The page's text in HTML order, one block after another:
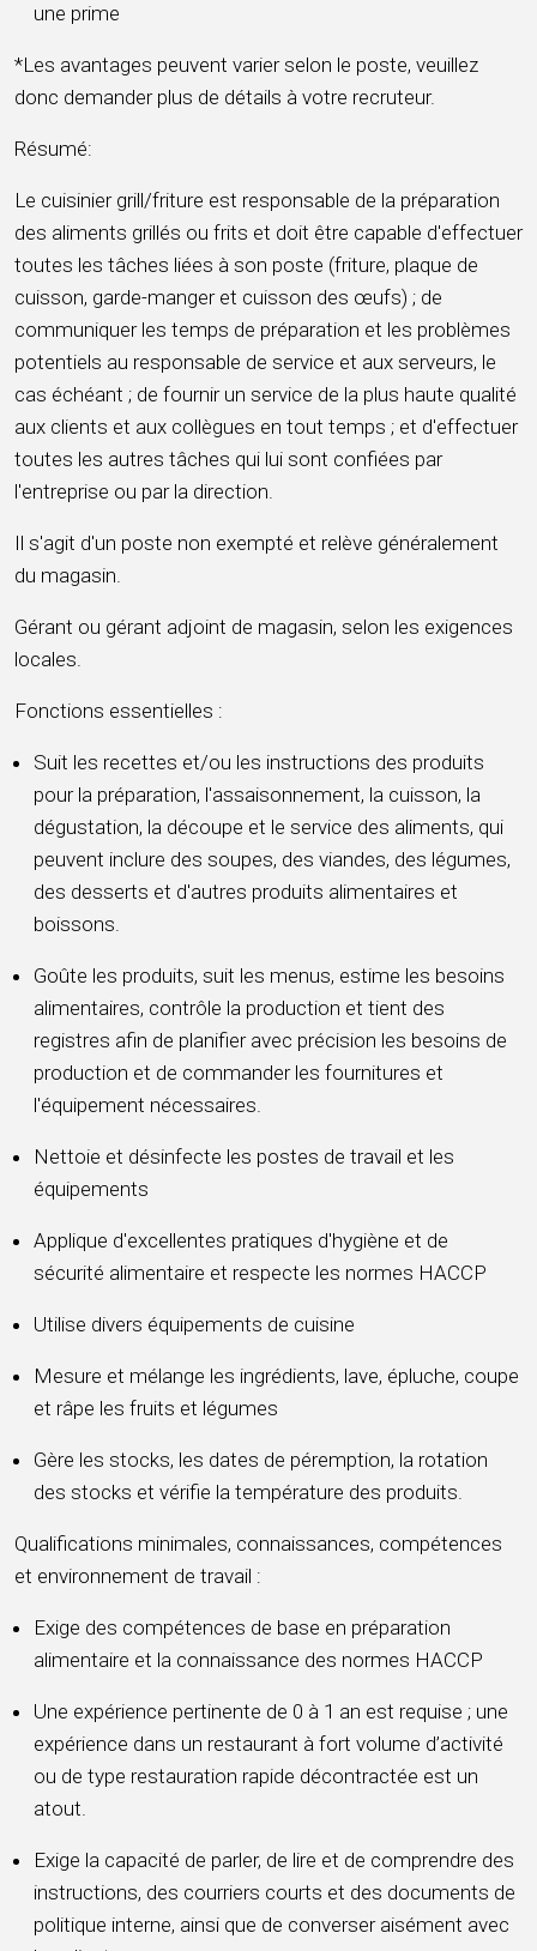
une prime
*Les avantages peuvent varier selon le poste, veuillez
donc demander plus de détails à votre recruteur.
Résumé:
Le cuisinier grill/friture est responsable de la préparation
des aliments grillés ou frits et doit être capable d'effectuer
toutes les tâches liées à son poste (friture, plaque de
cuisson, garde-manger et cuisson des œufs) ; de
communiquer les temps de préparation et les problèmes
potentiels au responsable de service et aux serveurs, le
cas échéant ; de fournir un service de la plus haute qualité
aux clients et aux collègues en tout temps ; et d'effectuer
toutes les autres tâches qui lui sont confiées par
l'entreprise ou par la direction.
Il s'agit d'un poste non exempté et relève généralement
du magasin.
Gérant ou gérant adjoint de magasin, selon les exigences
locales.
Fonctions essentielles :
Suit les recettes et/ou les instructions des produits
pour la préparation, l'assaisonnement, la cuisson, la
dégustation, la découpe et le service des aliments, qui
peuvent inclure des soupes, des viandes, des légumes,
des desserts et d'autres produits alimentaires et
boissons.
Goûte les produits, suit les menus, estime les besoins
alimentaires, contrôle la production et tient des
registres afin de planifier avec précision les besoins de
production et de commander les fournitures et
l'équipement nécessaires.
Nettoie et désinfecte les postes de travail et les
équipements
Applique d'excellentes pratiques d'hygiène et de
sécurité alimentaire et respecte les normes HACCP
Utilise divers équipements de cuisine
Mesure et mélange les ingrédients, lave, épluche, coupe
et râpe les fruits et légumes
Gère les stocks, les dates de péremption, la rotation
des stocks et vérifie la température des produits.
Qualifications minimales, connaissances, compétences
et environnement de travail :
Exige des compétences de base en préparation
alimentaire et la connaissance des normes HACCP
Une expérience pertinente de 0 à 1 an est requise ; une
expérience dans un restaurant à fort volume d’activité
ou de type restauration rapide décontractée est un
atout.
Exige la capacité de parler, de lire et de comprendre des
instructions, des courriers courts et des documents de
politique interne, ainsi que de converser aisément avec